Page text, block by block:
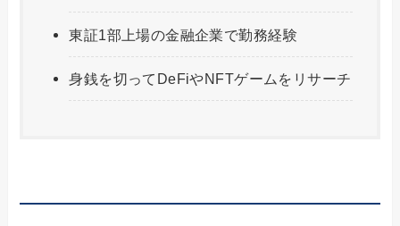
東証1部上場の金融企業で勤務経験
身銭を切ってDeFiやNFTゲームをリサーチ